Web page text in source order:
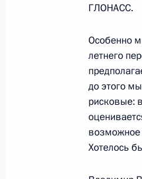
24 марта
Внесены
в
21 февраля
ГЛОНАСС.
Особенно
летнего
до этого
рисковые:
возможное
Хотелось